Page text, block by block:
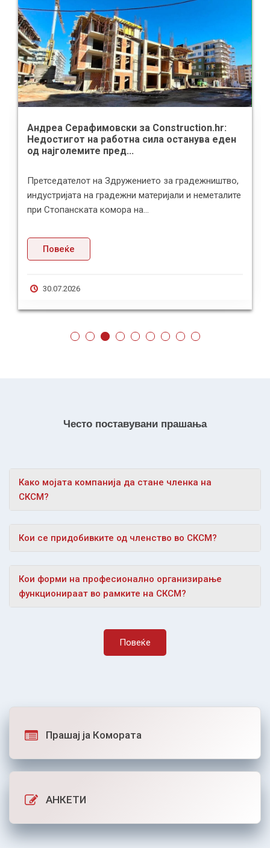
Андреа Серафимовски за Construction.hr:
Недостигот на работна сила останува еден
од најголемите пред...
Претседателот на Здружението за градежништво,
индустријата на градежни материјали и неметалите
при Стопанската комора на...
Повеќе
30.07.2026
Често поставувани прашања
Како мојата компанија да стане членка на
СКСМ?
Кои се придобивките од членство во СКСМ?
Кои форми на професионално организирање
функционираат во рамките на СКСМ?
Повеќе
Прашај ја Комората
АНКЕТИ